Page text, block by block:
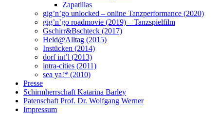
Zapatillas
gig’n’go unlocked – online Tanzperformance (2020)
gig’n’go roadmovie (2019) – Tanzspielfilm
Gschirr&Bschteck (2017)
Held@Alltag (2015)
Instücken (2014)
dorf int’l (2013)
intra-cities (2011)
sea ya!* (2010)
Presse
Schirmherrschaft Katarina Barley
Patenschaft Prof. Dr. Wolfgang Werner
Impressum